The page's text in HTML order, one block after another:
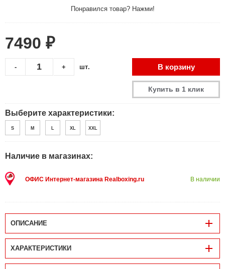
Понравился товар? Нажми!
7490 ₽
+
- шт. В корзину
Купить в 1 клик
Выберите характеристики:
S M L XL XXL
Наличие в магазинах:
ОФИС Интернет-магазина Realboxing.ru В наличии
ОПИСАНИЕ
ХАРАКТЕРИСТИКИ